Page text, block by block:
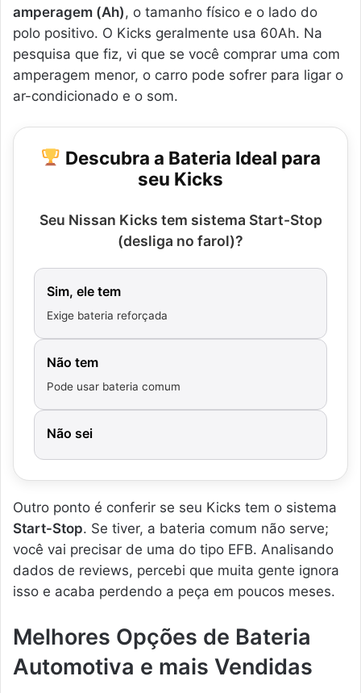
amperagem (Ah) , o tamanho físico e o lado do
polo positivo. O Kicks geralmente usa 60Ah. Na
pesquisa que fiz, vi que se você comprar uma com
amperagem menor, o carro pode sofrer para ligar o
ar-condicionado e o som.
Descubra a Bateria Ideal para
seu Kicks
Seu Nissan Kicks tem sistema Start-Stop
(desliga no farol)?
Sim, ele tem
Exige bateria reforçada
Não tem
Pode usar bateria comum
Não sei
Outro ponto é conferir se seu Kicks tem o sistema
Start-Stop. Se tiver, a bateria comum não serve;
você vai precisar de uma do tipo EFB. Analisando
dados de reviews, percebi que muita gente ignora
isso e acaba perdendo a peça em poucos meses.
Melhores Opções de Bateria
Automotiva e mais Vendidas